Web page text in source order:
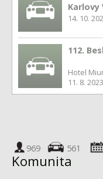
Karlovy
14. 10.
112.
Hotel
11. 8.
969 561
Komunita